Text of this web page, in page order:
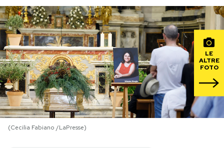
Sport
Mondiali calcio 2026
PODCAST
NEWSLETTER
I MIEI PREFERITI
LE
ALTRE
FOTO
(Cecilia Fabiano /LaPresse)